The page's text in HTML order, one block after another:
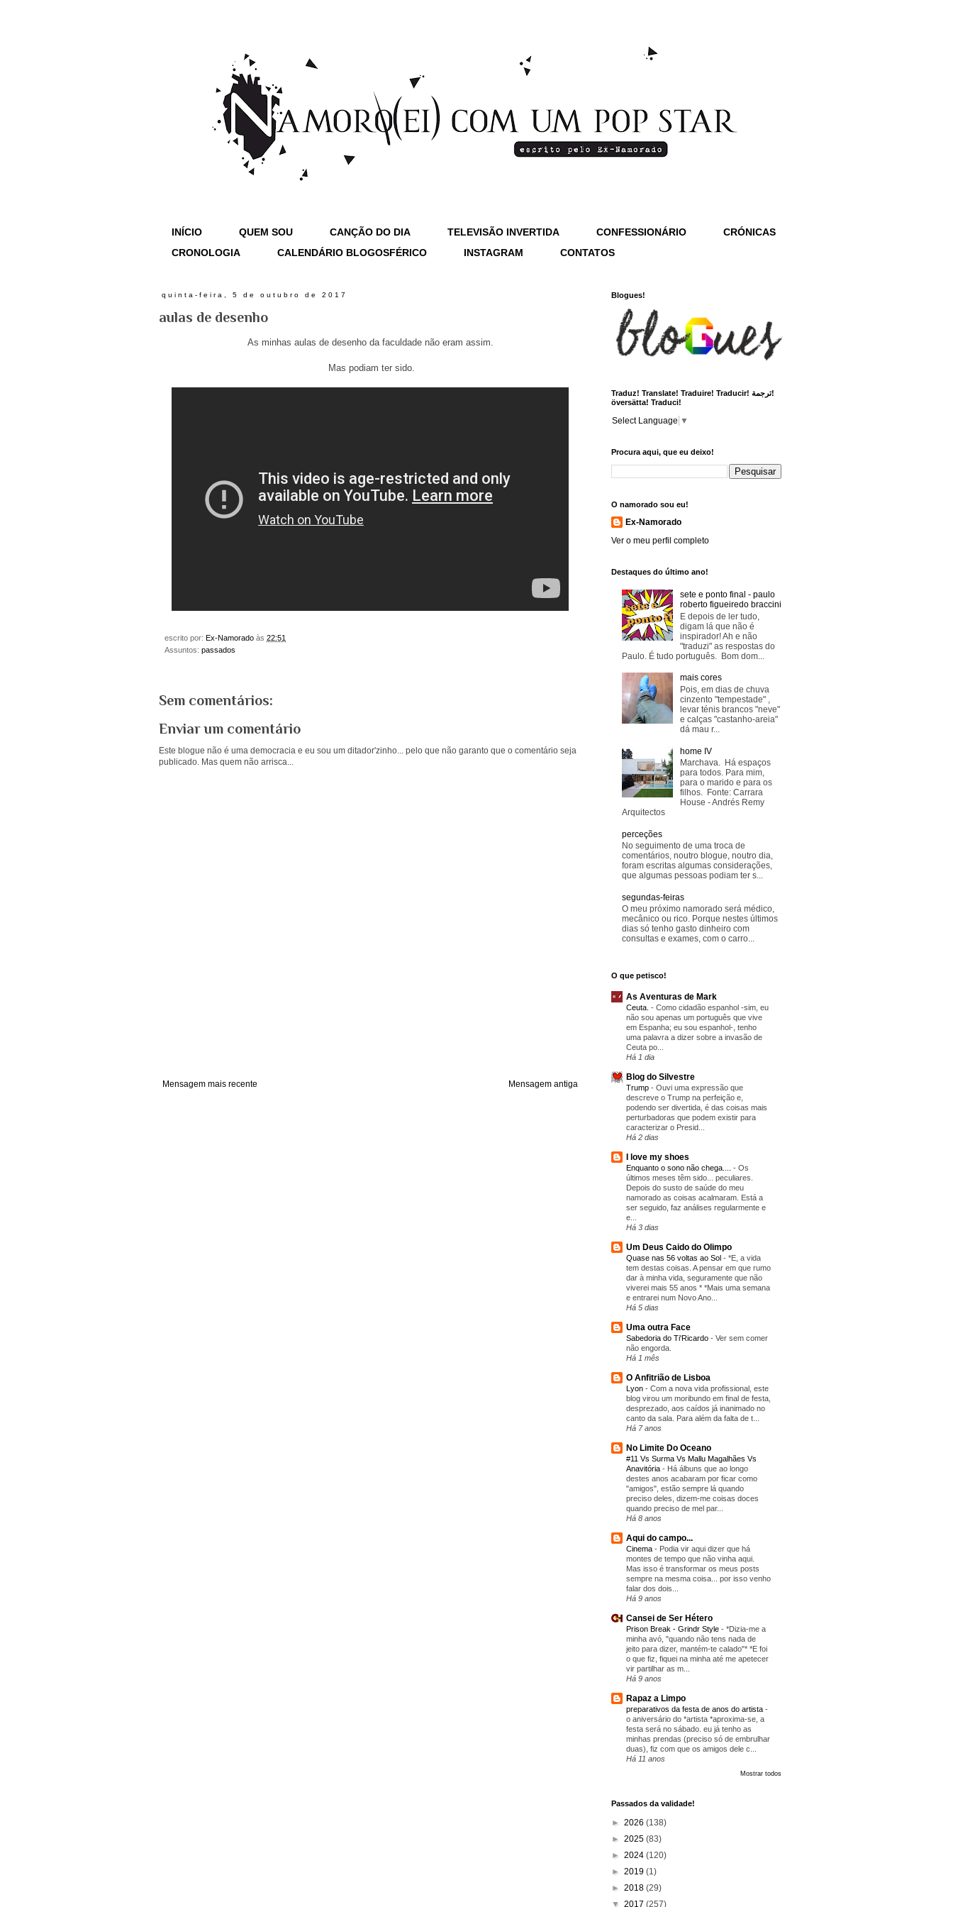
INÍCIO QUEM SOU CANÇÃO DO DIA TELEVISÃO INVERTIDA CONFESSIONÁRIO
CRÓNICAS
CRONOLOGIA
CALENDÁRIO BLOGOSFÉRICO INSTAGRAM CONTATOS
quinta-feira, 5 de outubro de 2017
aulas de desenho
As minhas aulas de desenho da faculdade não eram assim.
Mas podiam ter sido.
escrito por: Ex-Namorado às 22:51
Assuntos: passados
Sem comentários:
Enviar um comentário
Este blogue não é uma democracia e eu sou um ditador'zinho... pelo que não garanto que o comentário seja
publicado. Mas quem não arrisca...
Mensagem mais recente Mensagem antiga
Blogues!
Traduz! Translate! Traduire! Traducir! ترجمة!
översätta! Traduci!
Select Language ▼
Procura aqui, que eu deixo!
O namorado sou eu!
Ex-Namorado
Ver o meu perfil completo
Destaques do último ano!
sete e ponto final - paulo
roberto figueiredo braccini
E depois de ler tudo,
digam lá que não é
inspirador! Ah e não
"traduzi" as respostas do
Paulo. É tudo português. Bom dom...
mais cores
Pois, em dias de chuva
cinzento "tempestade" ,
levar ténis brancos "neve"
e calças "castanho-areia"
dá mau r...
home IV
Marchava. Há espaços
para todos. Para mim,
para o marido e para os
filhos. Fonte: Carrara
House - Andrés Remy
Arquitectos
perceções
No seguimento de uma troca de
comentários, noutro blogue, noutro dia,
foram escritas algumas considerações,
que algumas pessoas podiam ter s...
segundas-feiras
O meu próximo namorado será médico,
mecânico ou rico. Porque nestes últimos
dias só tenho gasto dinheiro com
consultas e exames, com o carro...
O que petisco!
As Aventuras de Mark
Ceuta. - Como cidadão espanhol -sim, eu
não sou apenas um português que vive
em Espanha; eu sou espanhol-, tenho
uma palavra a dizer sobre a invasão de
Ceuta po...
Há 1 dia
Blog do Silvestre
Trump - Ouvi uma expressão que
descreve o Trump na perfeição e,
podendo ser divertida, é das coisas mais
perturbadoras que podem existir para
caracterizar o Presid...
Há 2 dias
I love my shoes
Enquanto o sono não chega.... - Os
últimos meses têm sido... peculiares.
Depois do susto de saúde do meu
namorado as coisas acalmaram. Está a
ser seguido, faz análises regularmente e
e...
Há 3 dias
Um Deus Caido do Olimpo
Quase nas 56 voltas ao Sol - *E, a vida
tem destas coisas. A pensar em que rumo
dar à minha vida, seguramente que não
viverei mais 55 anos * *Mais uma semana
e entrarei num Novo Ano...
Há 5 dias
Uma outra Face
Sabedoria do Ti'Ricardo - Ver sem comer
não engorda.
Há 1 mês
O Anfitrião de Lisboa
Lyon - Com a nova vida profissional, este
blog virou um moribundo em final de festa,
desprezado, aos caídos já inanimado no
canto da sala. Para além da falta de t...
Há 7 anos
No Limite Do Oceano
#11 Vs Surma Vs Mallu Magalhães Vs
Anavitória - Há álbuns que ao longo
destes anos acabaram por ficar como
"amigos", estão sempre lá quando
preciso deles, dizem-me coisas doces
quando preciso de mel par...
Há 8 anos
Aqui do campo...
Cinema - Podia vir aqui dizer que há
montes de tempo que não vinha aqui.
Mas isso é transformar os meus posts
sempre na mesma coisa... por isso venho
falar dos dois...
Há 9 anos
Cansei de Ser Hétero
Prison Break - Grindr Style - *Dizia-me a
minha avó, "quando não tens nada de
jeito para dizer, mantém-te calado"* *E foi
o que fiz, fiquei na minha até me apetecer
vir partilhar as m...
Há 9 anos
Rapaz a Limpo
preparativos da festa de anos do artista -
o aniversário do *artista *aproxima-se, a
festa será no sábado. eu já tenho as
minhas prendas (preciso só de embrulhar
duas), fiz com que os amigos dele c...
Há 11 anos
Mostrar todos
Passados da validade!
► 2026 (138)
► 2025 (83)
► 2024 (120)
► 2019 (1)
► 2018 (29)
▼ 2017 (257)